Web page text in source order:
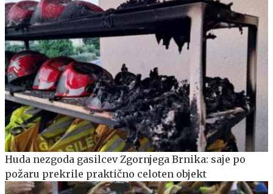
Huda nezgoda gasilcev Zgornjega Brnika: saje po
požaru prekrile praktično celoten objekt